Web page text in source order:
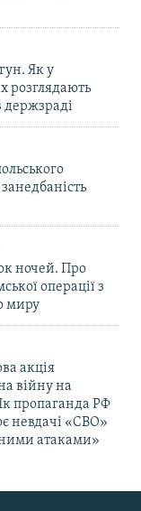
Як у
розглядають
держзраді
ночей. Про
операції з
миру
акція
війну на
пропаганда РФ
невдачі «СВО»
атаками»